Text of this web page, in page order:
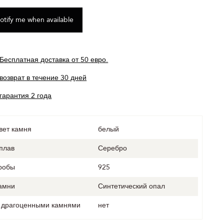
Бесплатная доставка от 50 евро.
возврат в течение 30 дней
гарантия 2 года
камня
белый
Серебро
925
Синтетический опал
камнями
нет